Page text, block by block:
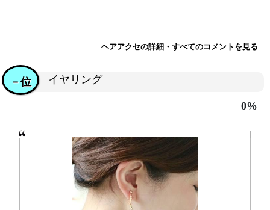
ヘアアクセの詳細・すべてのコメントを見る
イヤリング
－位
0%